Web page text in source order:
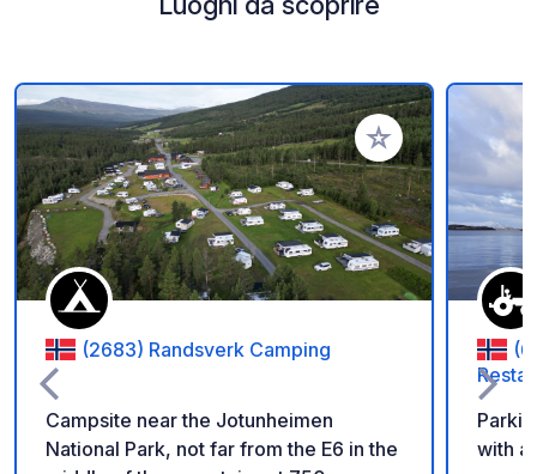
Aggiungi ai tuoi
(2683) Randsverk Camping
Campsite near the Jotunheimen
National Park, not far from the E6 in the
with a